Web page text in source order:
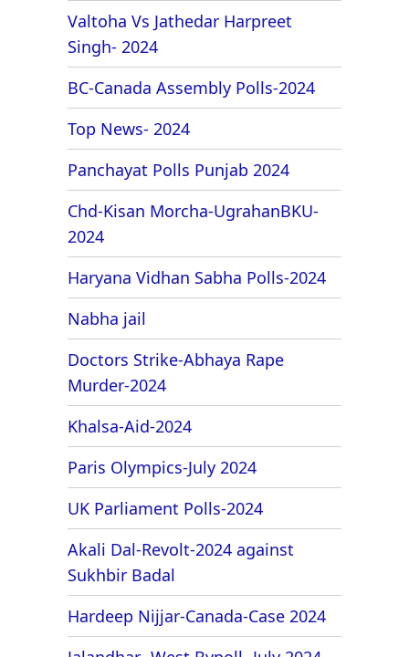
Valtoha Vs Jathedar Harpreet
Singh- 2024
BC-Canada Assembly Polls-2024
Top News- 2024
Panchayat Polls Punjab 2024
Chd-Kisan Morcha-UgrahanBKU-
2024
Haryana Vidhan Sabha Polls-2024
Nabha jail
Doctors Strike-Abhaya Rape
Murder-2024
Khalsa-Aid-2024
Paris Olympics-July 2024
UK Parliament Polls-2024
Akali Dal-Revolt-2024 against
Sukhbir Badal
Hardeep Nijjar-Canada-Case 2024